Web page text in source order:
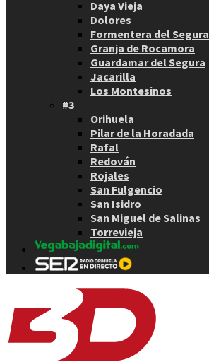
Daya Vieja
Dolores
Formentera del Segura
Granja de Rocamora
Guardamar del Segura
Jacarilla
Los Montesinos
#3
Orihuela
Pilar de la Horadada
Rafal
Redován
Rojales
San Fulgencio
San Isidro
San Miguel de Salinas
Torrevieja